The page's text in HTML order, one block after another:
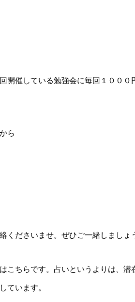
開催している勉強会に毎回１００
ら
くださいませ。ぜひご一緒しましょ
こちらです。占いというよりは、潜
ています。